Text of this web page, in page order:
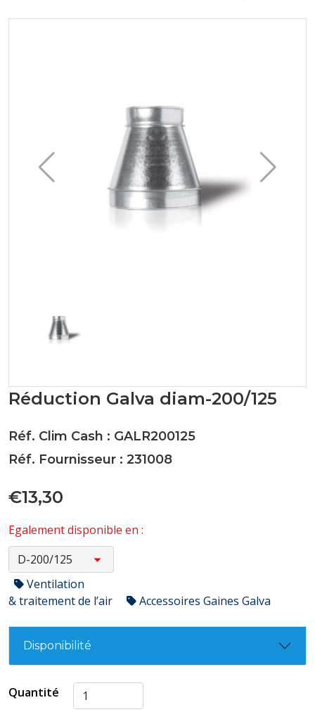
Réduction Galva diam-200/125
Réf. Clim Cash : GALR200125
Réf. Fournisseur : 231008
€13,30
Egalement disponible en :
Ventilation
& traitement de l’air
Accessoires Gaines Galva
Disponibilité
Quantité